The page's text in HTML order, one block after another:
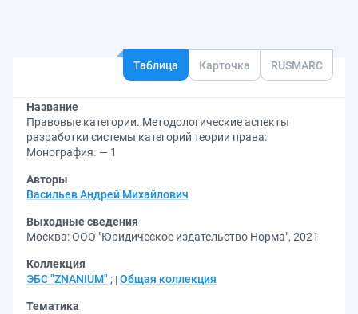
Таблица Карточка RUSMARC
Название
Правовые категории. Методологические аспекты
разработки системы категорий теории права:
Монография. — 1
Авторы
Васильев Андрей Михайлович
Выходные сведения
Москва: ООО "Юридическое издательство Норма", 2021
Коллекция
ЭБС "ZNANIUM" ; Общая коллекция
Тематика